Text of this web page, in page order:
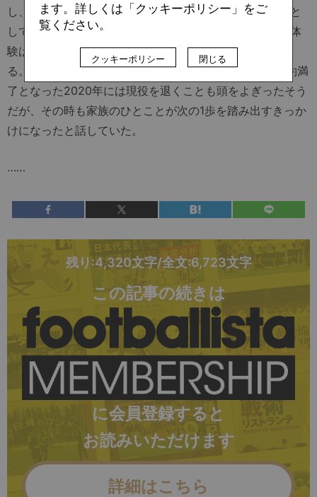
し、願いは叶わなかった。しかし、自分がサッカー選手と
してプレーすることで身近な人が喜んでくれるという実体
験は、佐藤の胸の奥底に強く刻まれているように思われ
る。5シーズンプレーしたジェフユナイテッド千葉を契約満
了となった2020年には現役を退くことも頭をよぎったそう
だが、その時も家族のひとことが次の1歩を踏み出すきっか
けになったと話していた。
……
残り:4,320文字/全文:6,723文字
この記事の続きは
に会員登録すると
お読みいただけます
詳細はこちら
ます。詳しくは「クッキーポリシー」をご
覧ください。
クッキーポリシー 閉じる